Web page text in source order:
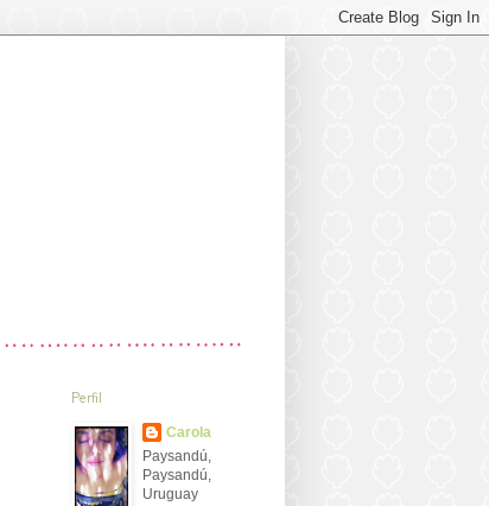
Perfil
Carola
Paysandú,
Paysandú,
Uruguay